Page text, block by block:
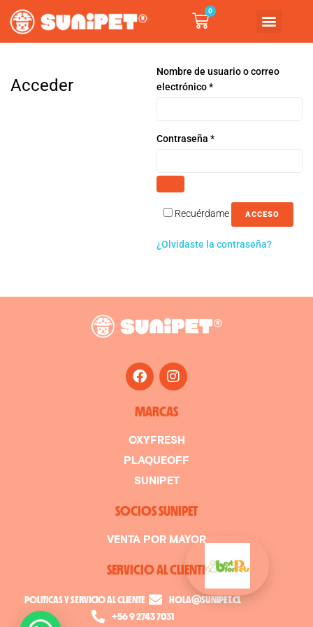
0
Acceder
Nombre de usuario o correo
electrónico*
Contraseña *
Recuérdame ACCESO
¿Olvidaste la contraseña?
MARCAS
OXYFRESH
PLAQUEOFF
SUNIPET
SOCIOS SUNIPET
VENTA POR MAYOR
SERVICIO AL CLIENTE
POLITICAS Y SERVICIO AL CLIENTE
HOLA@SUNIPET.CL
+56 9 2743 7031